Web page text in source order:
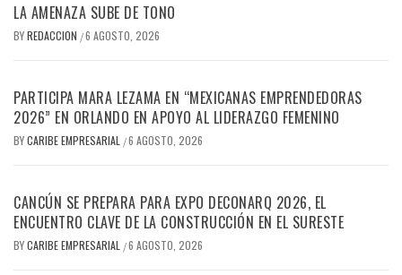
LA AMENAZA SUBE DE TONO
BYREDACCION /6 AGOSTO, 2026
PARTICIPA MARA LEZAMA EN “MEXICANAS EMPRENDEDORAS
2026” EN ORLANDO EN APOYO AL LIDERAZGO FEMENINO
BYCARIBE EMPRESARIAL /6 AGOSTO, 2026
CANCÚN SE PREPARA PARA EXPO DECONARQ 2026, EL
ENCUENTRO CLAVE DE LA CONSTRUCCIÓN EN EL SURESTE
BYCARIBE EMPRESARIAL /6 AGOSTO, 2026